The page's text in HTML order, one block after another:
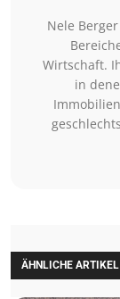
Nele
Wirtschaft.
in
ÄHNLICHE ARTIKEL